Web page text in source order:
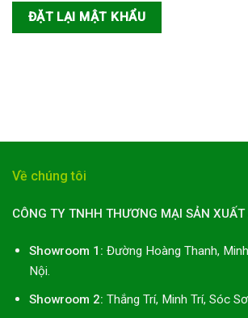
ĐẶT LẠI MẬT KHẨU
Về chúng tôi
CÔNG TY TNHH THƯƠNG MẠI SẢN
Showroom 1: Đường Hoàng Thanh,
Nội.
Showroom 2: Thắng Trí, Minh Trí, Sóc